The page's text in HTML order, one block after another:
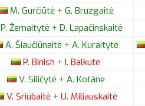
M. Gurčiūtė + G. Bruzgaitė
P. Žemaitytė + D. Lapačinskaitė
A. Šiaučiūnaitė + A. Kuraitytė
P. Binish + I. Balkute
V. Siličytė + A. Kotāne
V. Sriubaitė + U. Miliauskaitė